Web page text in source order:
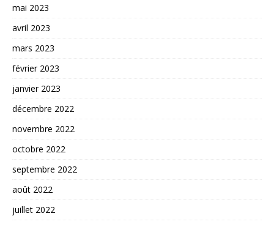
mai 2023
avril 2023
mars 2023
février 2023
janvier 2023
décembre 2022
novembre 2022
octobre 2022
septembre 2022
août 2022
juillet 2022